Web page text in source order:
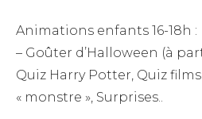
Animations enfants 16-18h :
– Goûter d’Halloween (à
Quiz Harry Potter, Quiz
« monstre », Surprises..